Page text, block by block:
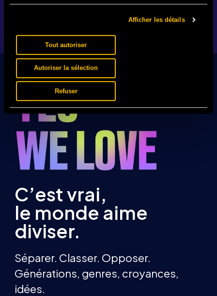
Afficher les détails
Tout autoriser
Autoriser la sélection
Refuser
EN SAVOIR +
… 89
C’est vrai,
le monde aime
diviser.
Séparer. Classer. Opposer.
Générations, genres, croyances,
idées.